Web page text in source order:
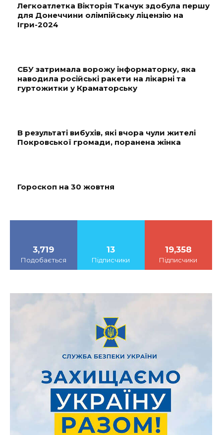
Легкоатлетка Вікторія Ткачук здобула першу
для Донеччини олімпійську ліцензію на
Ігри-2024
СБУ затримала ворожу інформаторку, яка
наводила російські ракети на лікарні та
гуртожитки у Краматорську
В результаті вибухів, які вчора чули жителі
Покровської громади, поранена жінка
Гороскоп на 30 жовтня
3,719
Подобається
13
Підписчики
19,358
Підписчики